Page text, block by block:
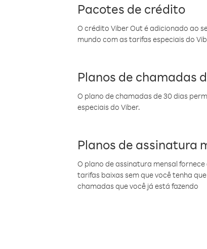
Pacotes de crédito
O crédito Viber Out é adicionado ao
mundo com as tarifas especiais do
Planos de chamadas
O plano de chamadas de 30 dias
especiais do Viber.
Planos de assinatura
O plano de assinatura mensal
tarifas baixas sem que você tenha
chamadas que você já está fazendo